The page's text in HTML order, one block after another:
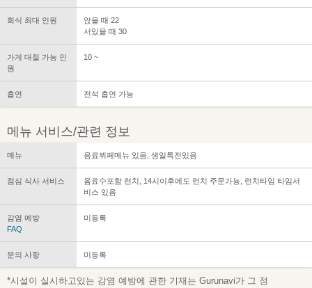
회식 최대 인원
앉을 때 22
서있을 때 30
가게 대절 가능 인
원
10 ~
흡연 전석 흡연 가능
메뉴 서비스/관련 정보
메뉴 음료뷔페메뉴 있음, 생일특전있음
점심 식사 서비스
음료수포함 런치, 14시이후에도 런치 주문가능, 런치타임 타임서
비스 있음
감염 예방
FAQ
미등록
문의 사항 미등록
*시설이 실시하고있는 감염 예방에 관한 기재는 Gurunavi가 그 정